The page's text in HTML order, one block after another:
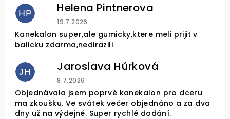
HP Helena Pintnerova
Hodnocení obchodu je 4 z 5 hvězdiček.
19.7.2026
Kanekalon super,ale gumicky,ktere meli prijit v
balicku zdarma,nedirazili
JH Jaroslava Hůrková
Hodnocení obchodu je 5 z 5 hvězdiček.
8.7.2026
Objednávala jsem poprvé kanekalon pro dceru
ma zkoušku. Ve svátek večer objednáno a za dva
dny už na výdejně. Super rychlé dodání.